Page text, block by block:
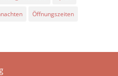
Öffnungszeiten